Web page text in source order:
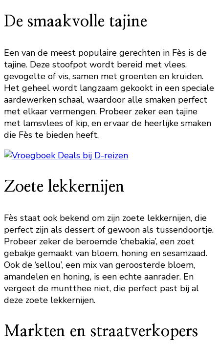
De smaakvolle tajine
Een van de meest populaire gerechten in Fès is de
tajine. Deze stoofpot wordt bereid met vlees,
gevogelte of vis, samen met groenten en kruiden.
Het geheel wordt langzaam gekookt in een speciale
aardewerken schaal, waardoor alle smaken perfect
met elkaar vermengen. Probeer zeker een tajine
met lamsvlees of kip, en ervaar de heerlijke smaken
die Fès te bieden heeft.
Zoete lekkernijen
Fès staat ook bekend om zijn zoete lekkernijen, die
perfect zijn als dessert of gewoon als tussendoortje.
Probeer zeker de beroemde ‘chebakia’, een zoet
gebakje gemaakt van bloem, honing en sesamzaad.
Ook de ‘sellou’, een mix van geroosterde bloem,
amandelen en honing, is een echte aanrader. En
vergeet de muntthee niet, die perfect past bij al
deze zoete lekkernijen.
Markten en straatverkopers